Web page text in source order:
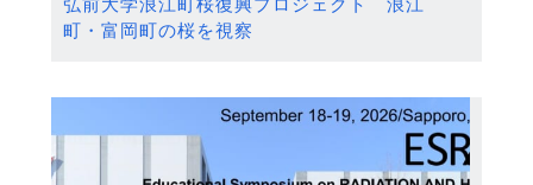
弘前大学浪江町桜復興プロジェクト 浪江
町・富岡町の桜を視察